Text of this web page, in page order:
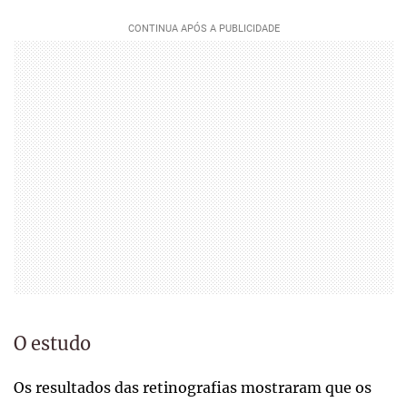
O estudo
Os resultados das retinografias mostraram que os